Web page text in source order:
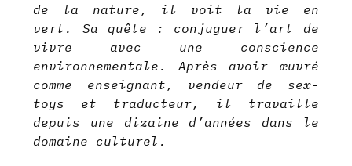
de la nature, il voit la vie en
vert. Sa quête : conjuguer l’art de
vivre avec une conscience
environnementale. Après avoir œuvré
comme enseignant, vendeur de sex-
toys et traducteur, il travaille
depuis une dizaine d’années dans le
domaine culturel.